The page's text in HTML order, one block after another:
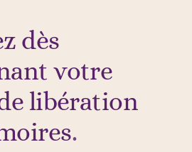
dès
votre
libération
.